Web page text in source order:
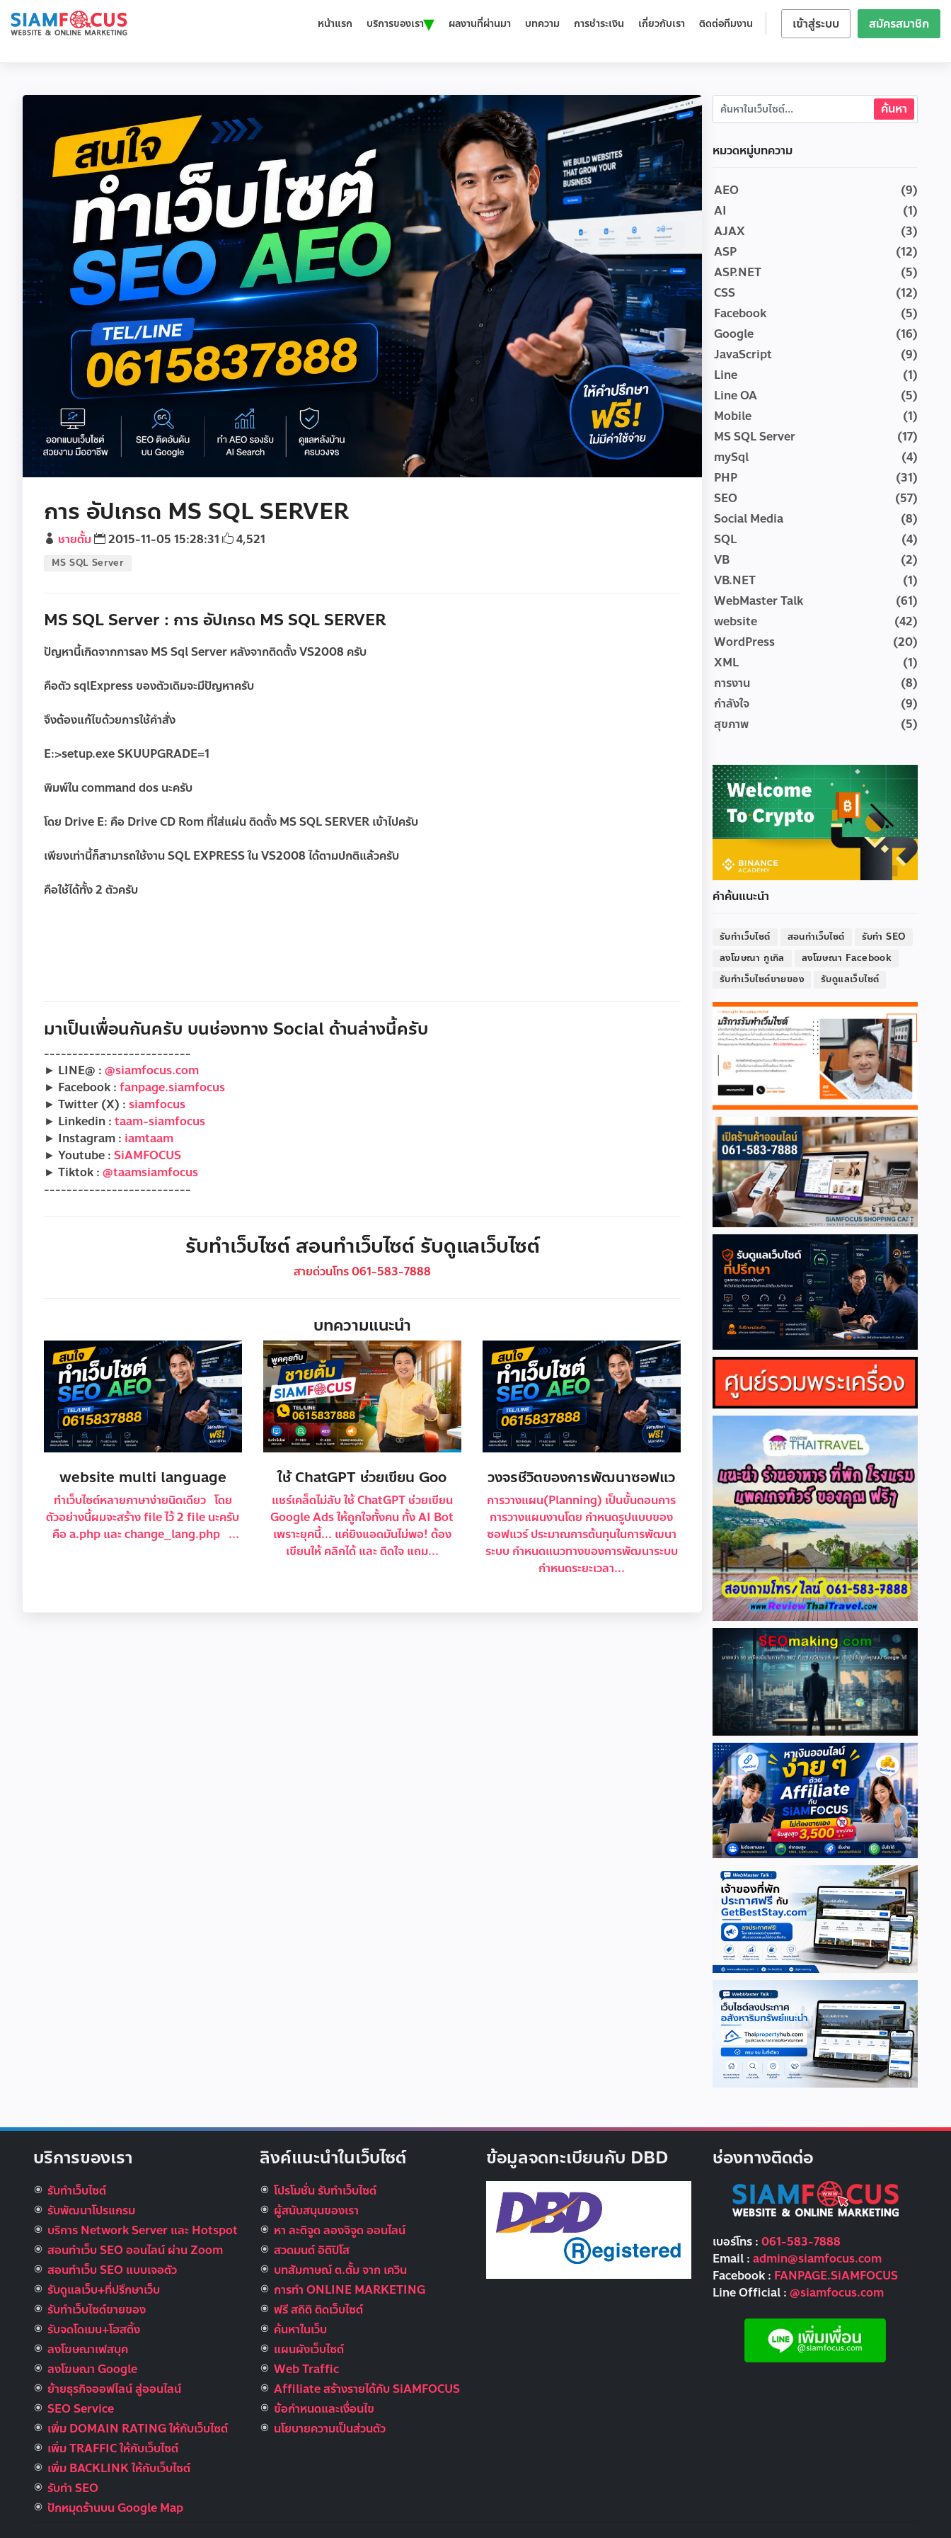
เข้าสู่ระบบ สมัครสมาชิก
หน้าแรก บริการของเรา▾ ผลงานที่ผ่านมา บทความ การชำระเงิน เกี่ยวกับเรา ติดต่อทีมงาน
การ อัปเกรด MS SQL SERVER
ชายตั้ม 2015-11-05 15:28:31 4,521
MS SQL Server
MS SQL Server : การ อัปเกรด MS SQL SERVER
ปัญหานี้เกิดจากการลง MS Sql Server หลังจากติดตั้ง VS2008 ครับ
คือตัว sqlExpress ของตัวเดิมจะมีปัญหาครับ
จึงต้องแก้ไขด้วยการใช้คำสั่ง
E:>setup.exe SKUUPGRADE=1
พิมพ์ใน command dos นะครับ
โดย Drive E: คือ Drive CD Rom ที่ใส่แผ่น ติดตั้ง MS SQL SERVER เข้าไปครับ
เพียงเท่านี้ก็สามารถใช้งาน SQL EXPRESS ใน VS2008 ได้ตามปกติแล้วครับ
คือใช้ได้ทั้ง 2 ตัวครับ
มาเป็นเพื่อนกันครับ บนช่องทาง Social ด้านล่างนี้ครับ
--------------------------
► LINE@ : @siamfocus.com
► Facebook : fanpage.siamfocus
► Twitter (X) : siamfocus
► Linkedin : taam-siamfocus
► Instagram : iamtaam
► Youtube : SiAMFOCUS
► Tiktok : @taamsiamfocus
--------------------------
รับทำเว็บไซต์ สอนทำเว็บไซต์ รับดูแลเว็บไซต์
สายด่วนโทร 061-583-7888
บทความแนะนำ
website multi language
ทำเว็บไซต์หลายภาษาง่ายนิดเดียว โดย
ตัวอย่างนี้ผมจะสร้าง file ไว้ 2 file นะครับ
คือ a.php และ change_lang.php ...
ใช้ ChatGPT ช่วยเขียน Goo
แชร์เคล็ดไม่ลับ ใช้ ChatGPT ช่วยเขียน
Google Ads ให้ถูกใจทั้งคน ทั้ง AI Bot
เพราะยุคนี้... แค่ยิงแอดมันไม่พอ! ต้อง
เขียนให้ คลิกได้ และ ติดใจ แถม...
วงจรชีวิตของการพัฒนาซอฟแว
การวางแผน(Planning) เป็นขั้นตอนการ
การวางแผนงานโดย กำหนดรูปแบบของ
ซอฟแวร์ ประมาณการต้นทุนในการพัฒนา
ระบบ กำหนดแนวทางของการพัฒนาระบบ
กำหนดระยะเวลา...
หมวดหมู่บทความ
AEO
(9)
AI
(1)
AJAX
(3)
ASP
(12)
ASP.NET
(5)
CSS
(12)
Facebook
(5)
Google
(16)
JavaScript
(9)
Line
(1)
Line OA
(5)
Mobile
(1)
MS SQL Server
(17)
mySql
(4)
PHP
(31)
SEO
(57)
Social Media
(8)
SQL
(4)
VB
(2)
VB.NET
(1)
WebMaster Talk
(61)
website
(42)
WordPress
(20)
XML
(1)
การงาน
(8)
กำลังใจ
(9)
สุขภาพ
(5)
คำค้นแนะนำ
รับทำเว็บไซต์ สอนทำเว็บไซต์
รับทำ SEO
ลงโฆษณา กูเกิล
ลงโฆษณา Facebook
รับทำเว็บไซต์ขายของ
รับดูแลเว็บไซต์
บริการของเรา
รับทำเว็บไซต์
รับพัฒนาโปรแกรม
บริการ Network Server และ Hotspot
สอนทำเว็บ SEO ออนไลน์ ผ่าน Zoom
สอนทำเว็บ SEO แบบเจอตัว
รับดูแลเว็บ+ที่ปรึกษาเว็บ
รับทําเว็บไซต์ขายของ
รับจดโดเมน+โฮสติ้ง
ลงโฆษณาเฟสบุค
ลงโฆษณา Google
ย้ายธุรกิจออฟไลน์ สู่ออนไลน์
SEO Service
เพิ่ม DOMAIN RATING ให้กับเว็บไซต์
เพิ่ม TRAFFIC ให้กับเว็บไซต์
เพิ่ม BACKLINK ให้กับเว็บไซต์
รับทำ SEO
ปักหมุดร้านบน Google Map
ลิงค์แนะนำในเว็บไซต์
โปรโมชั่น รับทำเว็บไซต์
ผู้สนับสนุนของเรา
หา ละติจูด ลองจิจูด ออนไลน์
สวดมนต์ อิติปิโส
บทสัมภาษณ์ ต.ตั้ม จาก เควิน
การทำ ONLINE MARKETING
ฟรี สถิติ ติดเว็บไซต์
ค้นหาในเว็บ
แผนผังเว็บไซต์
Web Traffic
Affiliate สร้างรายได้กับ SiAMFOCUS
ข้อกำหนดและเงื่อนไข
นโยบายความเป็นส่วนตัว
ข้อมูลจดทะเบียนกับ DBD ช่องทางติดต่อ
เบอร์โทร : 061-583-7888
Email : admin@siamfocus.com
Facebook : FANPAGE.SiAMFOCUS
Line Official : @siamfocus.com